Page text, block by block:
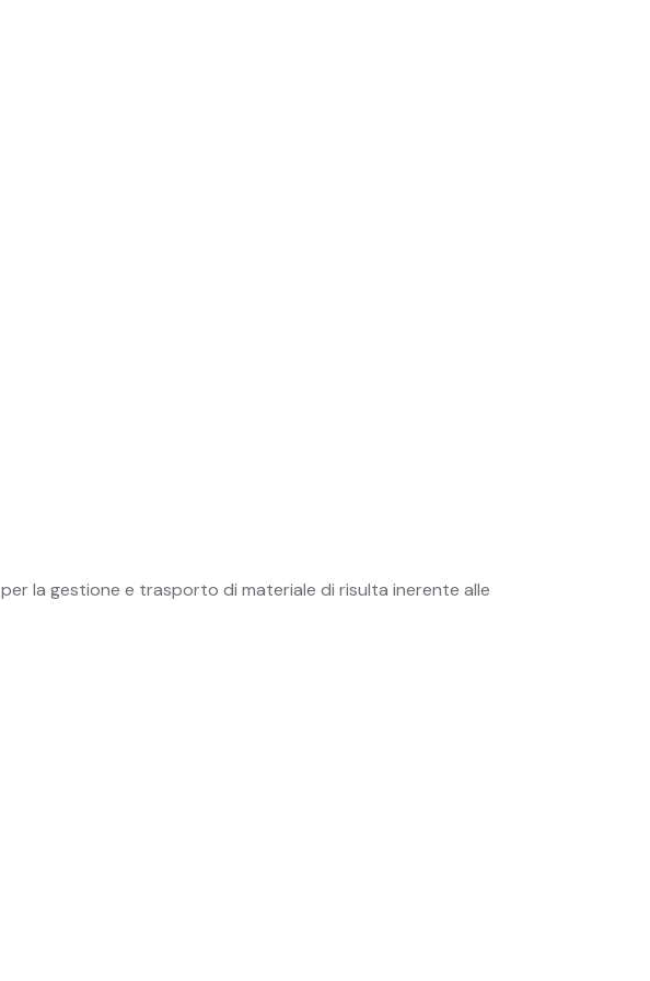
per la gestione e trasporto di materiale di risulta inerente alle